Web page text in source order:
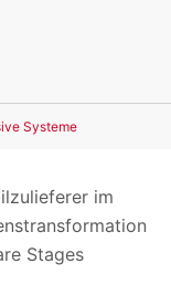
Systeme
im
Stages